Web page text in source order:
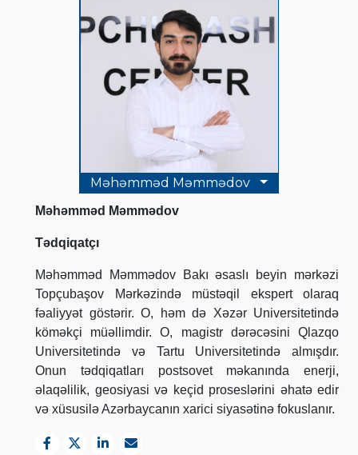
Məhəmməd Məmmədov
Məhəmməd Məmmədov
Tədqiqatçı
Məhəmməd Məmmədov Bakı əsaslı beyin mərkəzi
Topçubaşov Mərkəzində müstəqil ekspert olaraq
fəaliyyət göstərir. O, həm də Xəzər Universitetində
köməkçi müəllimdir. O, magistr dərəcəsini Qlazqo
Universitetində və Tartu Universitetində almışdır.
Onun tədqiqatları postsovet məkanında enerji,
əlaqəlilik, geosiyasi və keçid proseslərini əhatə edir
və xüsusilə Azərbaycanın xarici siyasətinə fokuslanır.